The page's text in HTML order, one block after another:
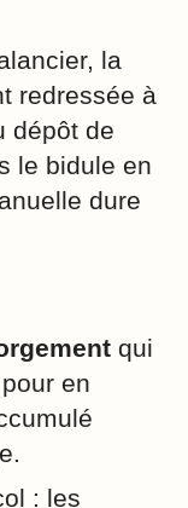
la
redressée à
dépôt de
le bidule en
dure
qui
en
: les